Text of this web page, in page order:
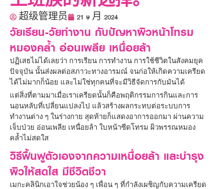
超级管理员 21 9 月 2024
วัยเรียน-วัยทำงาน กับปัญหาผิวหน้าโทรม
หมองคล้ำ อ่อนเพลีย เหนื่อยล้า
ปฏิเสธไม่ได้เลยว่า การเรียน การทำงาน การใช้ชีวิตในสังคมยุค
ปัจจุบัน นั้นส่งผลต่อสภาวะทางอารมณ์ จนก่อให้เกิดความเครียด
ได้ไม่มากก็น้อย และไม่ใช่ทุกคนที่จะมีวิธีจัดการกับมันได้
แต่สิ่งที่ตามมาเมื่อเราเครียดนั้นก็คือพฤติกรรมการกินและการ
นอนหลับที่เปลี่ยนแปลงไป แล้วสร้างผลกระทบต่อระบบการ
ทำงานต่าง ๆ ในร่างกาย สุดท้ายก็แสดงอาการออกมา ผ่านความ
เจ็บป่วย อ่อนเพลีย เหนื่อยล้า ใบหน้าซีดโทรม ผิวพรรณหมอง
คล้ำไม่สดใส
วิธีฟื้นฟูตัวเองจากความเหนื่อยล้า และบำรุง
ผิวให้สดใส มีชีวิตชีวา
เมกะคลินิกเอาใจช่วยน้อง ๆ เพื่อน ๆ ที่กำลังเผชิญกับความเครียด